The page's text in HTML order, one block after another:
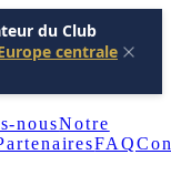
du Club
centrale
nousNotre
FAQ